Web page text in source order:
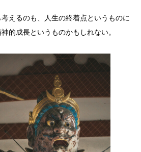
えるのも、人生の終着点というものに
的成長というものかもしれない。